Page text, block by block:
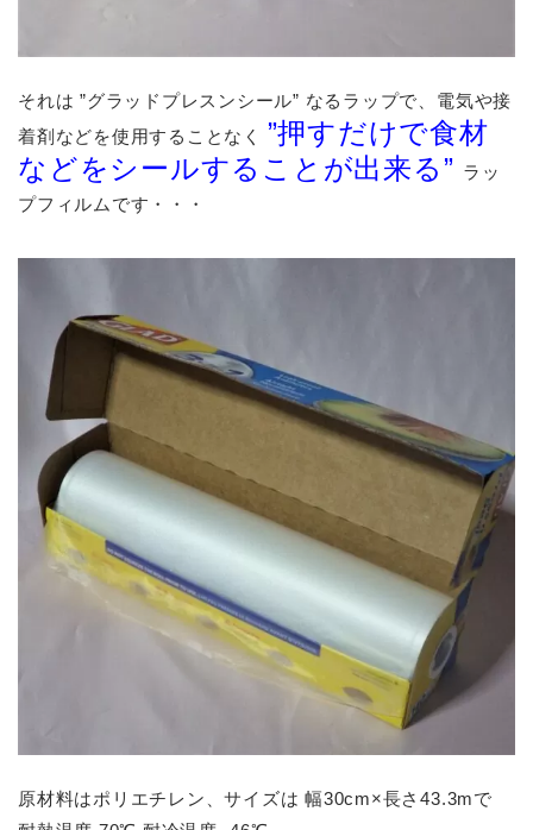
それは ”グラッドプレスンシール” なるラップで、電気や接
着剤などを使用することなく ”押すだけで食材
などをシールすることが出来る” ラッ
プフィルムです・・・
原材料はポリエチレン、サイズは 幅30cm×長さ43.3mで